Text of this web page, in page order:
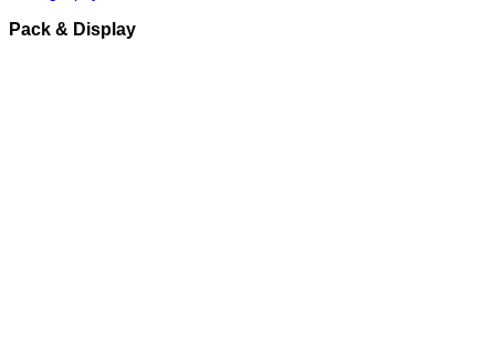
Pack & Display